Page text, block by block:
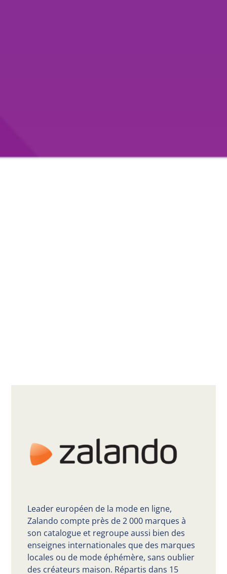
Leader européen de la mode en ligne,
Zalando compte près de 2 000 marques à
son catalogue et regroupe aussi bien des
enseignes internationales que des marques
locales ou de mode éphémère, sans oublier
des créateurs maison. Répartis dans 15